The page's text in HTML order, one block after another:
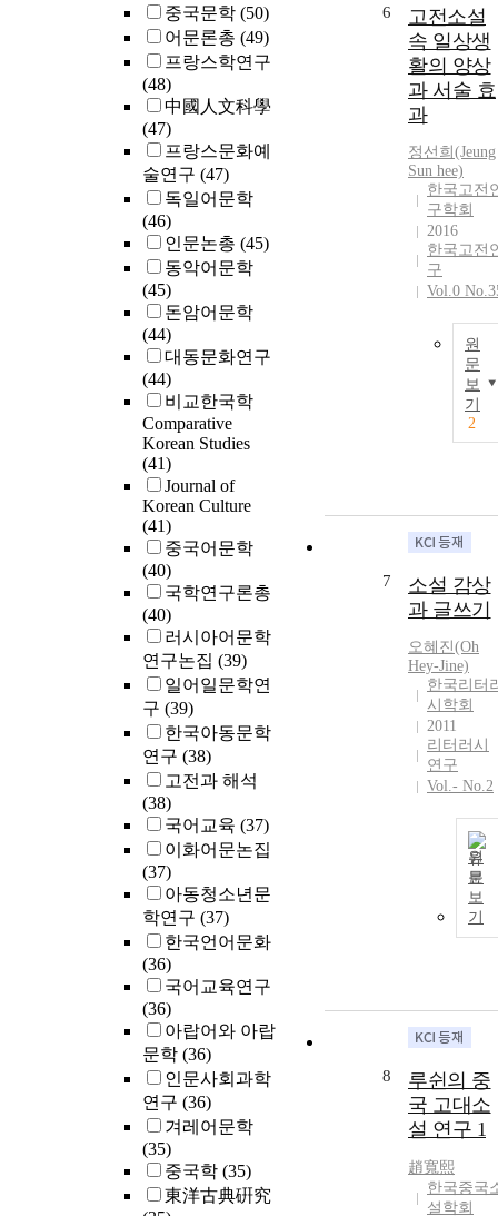
중국문학 (50)
어문론총 (49)
프랑스학연구
(48)
中國人文科學
(47)
프랑스문화예
술연구 (47)
독일어문학
(46)
인문논총 (45)
동악어문학
(45)
돈암어문학
(44)
대동문화연구
(44)
비교한국학
Comparative
Korean Studies
(41)
Journal of
Korean Culture
(41)
중국어문학
(40)
국학연구론총
(40)
러시아어문학
연구논집 (39)
일어일문학연
구 (39)
한국아동문학
연구 (38)
고전과 해석
(38)
국어교육 (37)
이화어문논집
(37)
아동청소년문
학연구 (37)
한국언어문화
(36)
국어교육연구
(36)
아랍어와 아랍
문학 (36)
인문사회과학
연구 (36)
겨레어문학
(35)
중국학 (35)
東洋古典硏究
6
고전소설
속 일상생
활의 양상
과 서술 효
과
정선희(Jeung
Sun hee)
한국고전
구학회
2016
한국고전
구
Vol.0
원
문
보
기
2
7
소설 감상
과 글쓰기
오혜진(Oh
Hey-Jine)
한국리터
시학회
2011
리터러시
연구
Vol.- No.2
원
문
보
기
8
루쉰의 중
국 고대소
설 연구 1
趙寬熙
한국중국
설학회